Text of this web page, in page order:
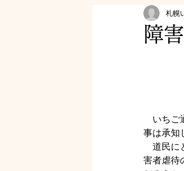
障
札幌
いちご
事は承知
道民に
害者虐待